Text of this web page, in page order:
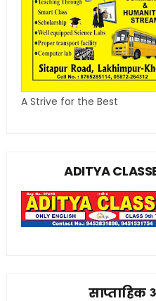
A Strive for the Best
ADITYA
साप्ताहिक